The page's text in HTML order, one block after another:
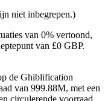
niet inbegrepen.)
van 0% vertoond,
van £0 GBP.
de Ghiblification
van 999.88M, met een